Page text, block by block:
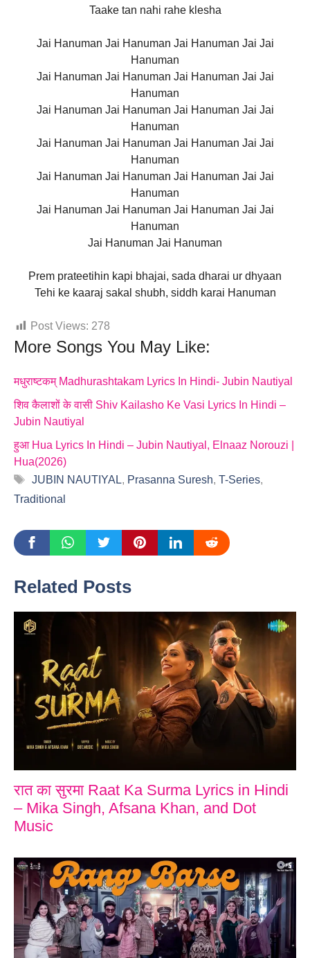
Taake tan nahi rahe klesha
Jai Hanuman Jai Hanuman Jai Hanuman Jai Jai
Hanuman
Jai Hanuman Jai Hanuman Jai Hanuman Jai Jai
Hanuman
Jai Hanuman Jai Hanuman Jai Hanuman Jai Jai
Hanuman
Jai Hanuman Jai Hanuman Jai Hanuman Jai Jai
Hanuman
Jai Hanuman Jai Hanuman Jai Hanuman Jai Jai
Hanuman
Jai Hanuman Jai Hanuman Jai Hanuman Jai Jai
Hanuman
Jai Hanuman Jai Hanuman
Prem prateetihin kapi bhajai, sada dharai ur dhyaan
Tehi ke kaaraj sakal shubh, siddh karai Hanuman
Post Views: 278
More Songs You May Like:
मधुराष्टकम् Madhurashtakam Lyrics In Hindi- Jubin Nautiyal
शिव कैलाशों के वासी Shiv Kailasho Ke Vasi Lyrics In Hindi –
Jubin Nautiyal
हुआ Hua Lyrics In Hindi – Jubin Nautiyal, Elnaaz Norouzi |
Hua(2026)
Tags
JUBIN NAUTIYAL, Prasanna Suresh, T-Series,
Traditional
Related Posts
रात का सुरमा Raat Ka Surma Lyrics in Hindi
– Mika Singh, Afsana Khan, and Dot
Music